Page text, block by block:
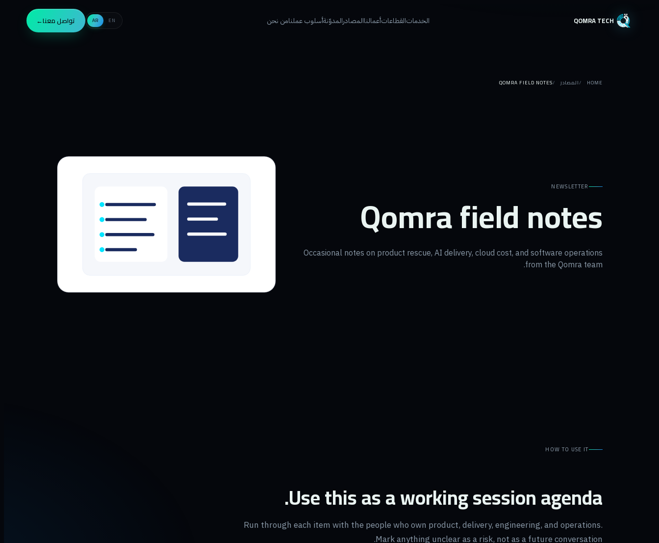
QOMRA TECH الخدماتالقطاعاتأعمالناالمصادرالمدوّنةأسلوب عملنامن نحن EN
AR تواصل معنا→
HOME المصادر QOMRA FIELD NOTES
NEWSLETTER
Qomra field notes
Occasional notes on product rescue, AI delivery, cloud cost, and software operations
from the Qomra team.
HOW TO USE IT
Use this as a working session agenda.
Run through each item with the people who own product, delivery, engineering, and operations.
Mark anything unclear as a risk, not as a future conversation.